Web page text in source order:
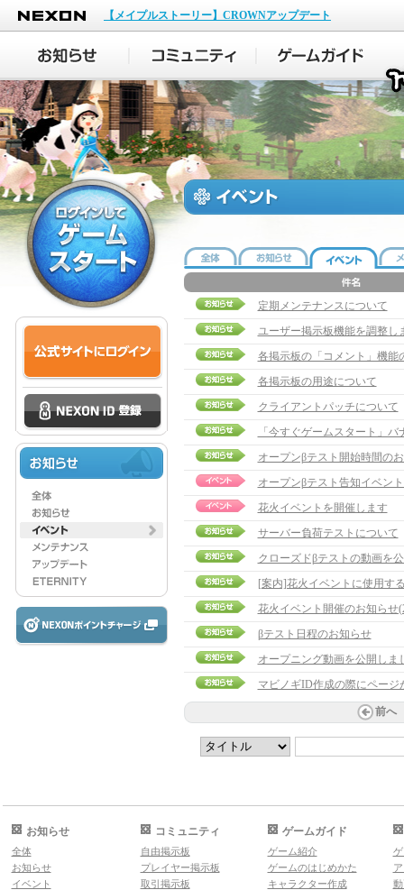
NEXON
【メイプルストーリー】CROWNアップデート
定期メンテナンスについて
ユーザー掲示板機能を調整し
各掲示板の「コメント」機能
各掲示板の用途について
クライアントパッチについて
「今すぐゲームスタート」
オープンβテスト開始時間の
オープンβテスト告知イベン
花火イベントを開催します
サーバー負荷テストについて
クローズドβテストの動画を
[案内]花火イベントに使用す
花火イベント開催のお知らせ
βテスト日程のお知らせ
オープニング動画を公開しま
マビノギID作成の際にペー
前へ
お知らせ
全体
お知らせ
イベント
コミュニティ
自由掲示板
プレイヤー掲示板
取引掲示板
ゲームガイド
ゲーム紹介
ゲームのはじめかた
キャラクター作成